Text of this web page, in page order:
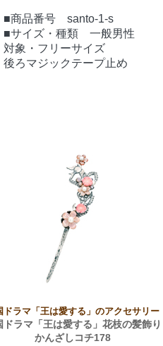
■商品番号 santo-1-s
■サイズ・種類 一般男性
対象・フリーサイズ
後ろマジックテープ止め
ドラマ「王は愛する」のアクセサリー
ドラマ「王は愛する」花枝の髪飾り
かんざしコチ178